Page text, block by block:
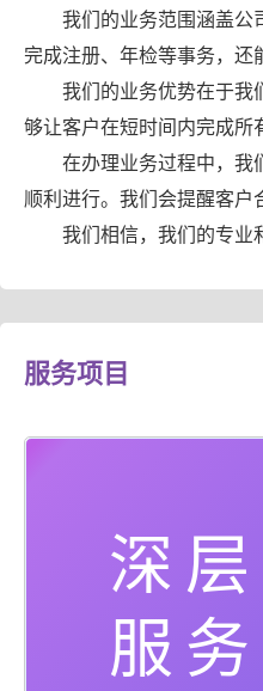
我们的业务范围涵盖公
完成注册、年检等事务，还
我们的业务优势在于我
够让客户在短时间内完成所
在办理业务过程中，我
顺利进行。我们会提醒客户
我们相信，我们的专业
服务项目
深层
服务